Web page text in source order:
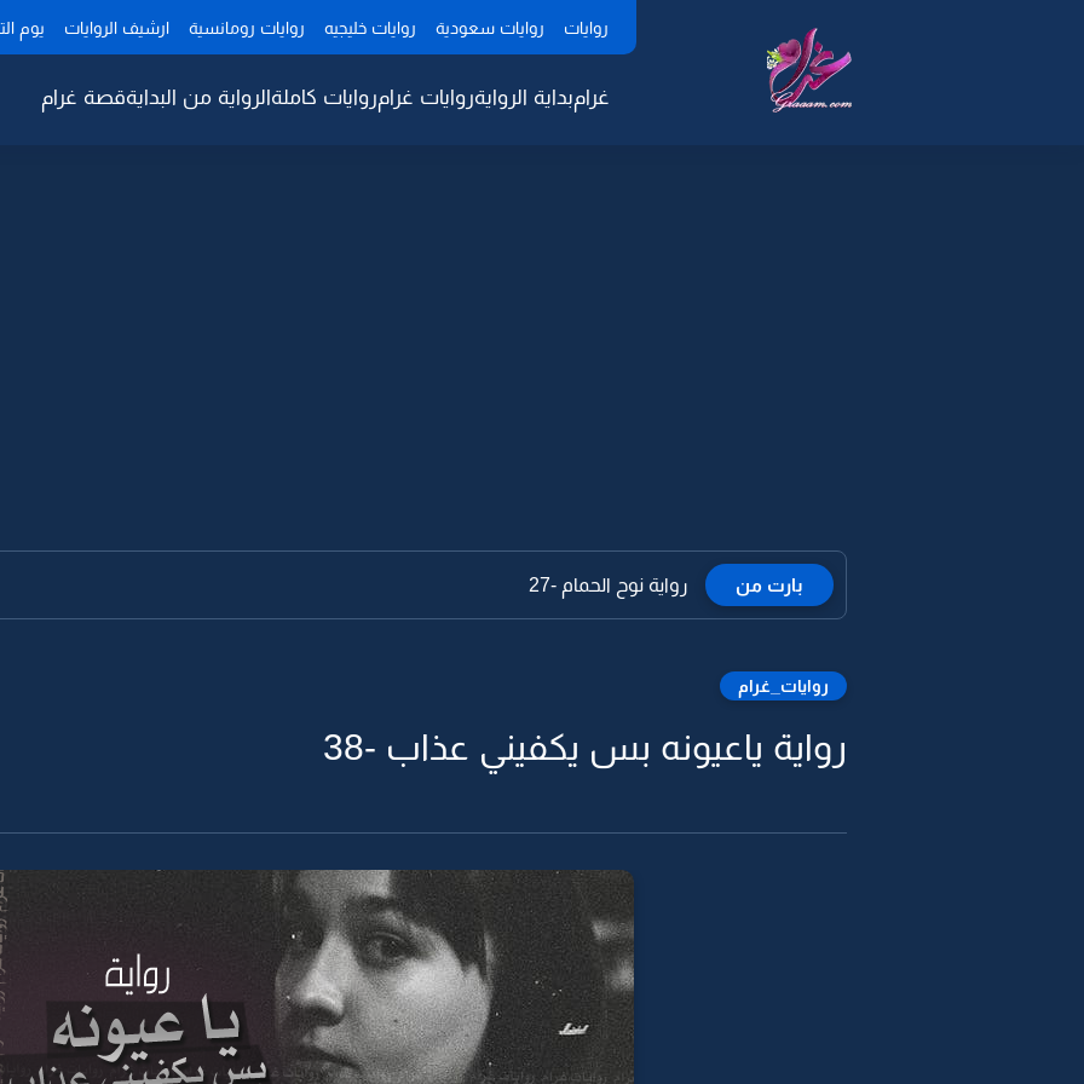
روايات روايات سعودية روايات خليجيه روايات رومانسية ارشيف الروايات يوم
غرامبداية الروايةروايات غرامروايات كاملةالرواية من البدايةقصة غرام
بارت من رواية نوح الحمام -27
روايات_غرام
رواية ياعيونه بس يكفيني عذاب -38